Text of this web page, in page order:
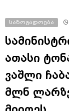
საზოგადოება
ათასი
ვაშლი
მლნ